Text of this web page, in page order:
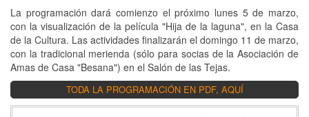
La programación dará comienzo el próximo lunes 5 de marzo,
con la visualización de la película "Hija de la laguna", en la Casa
de la Cultura. Las actividades finalizarán el domingo 11 de marzo,
con la tradicional merienda (sólo para socias de la Asociación de
Amas de Casa "Besana") en el Salón de las Tejas.
TODA LA PROGRAMACIÓN EN PDF, AQUÍ